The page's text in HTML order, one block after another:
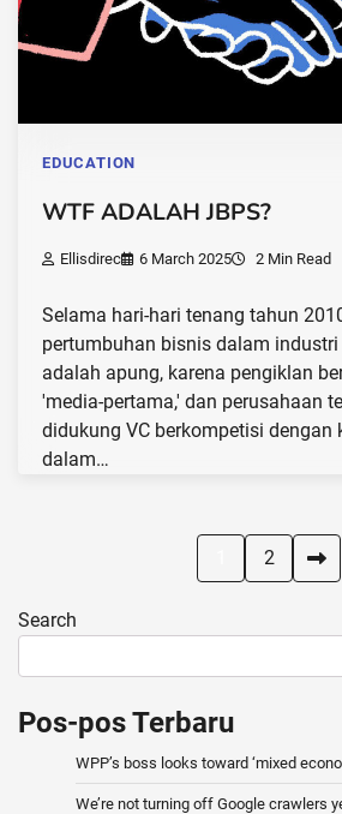
EDUCATION
WTF ADALAH JBPS?
Ellisdirec 6 March 2025 2 Min Read
Selama hari-hari tenang tahun
pertumbuhan bisnis dalam
adalah apung, karena pengiklan
'media-pertama,' dan perusahaan
didukung VC berkompetisi dengan
dalam…
2
Search
Pos-pos Terbaru
WPP’s boss looks toward ‘mixed
We’re not turning off Google crawlers